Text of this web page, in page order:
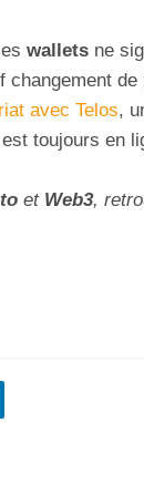
wallets ne
changement
avec Telos,
est toujours en
et Web3,